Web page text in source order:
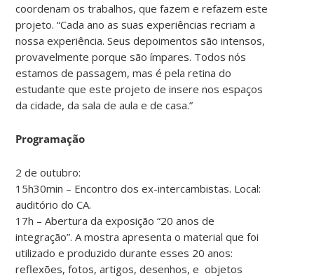
coordenam os trabalhos, que fazem e refazem este
projeto. “Cada ano as suas experiências recriam a
nossa experiência. Seus depoimentos são intensos,
provavelmente porque são ímpares. Todos nós
estamos de passagem, mas é pela retina do
estudante que este projeto de insere nos espaços
da cidade, da sala de aula e de casa.”
Programação
2 de outubro:
15h30min – Encontro dos ex-intercambistas. Local:
auditório do CA.
17h – Abertura da exposição “20 anos de
integração”. A mostra apresenta o material que foi
utilizado e produzido durante esses 20 anos:
reflexões, fotos, artigos, desenhos, e objetos